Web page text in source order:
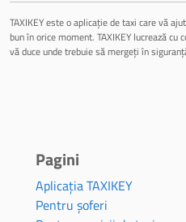
TAXIKEY este o aplicație de taxi care vă
bun în orice moment. TAXIKEY lucrează
vă duce unde trebuie să mergeți în
Pagini
Aplicația TAXIKEY
Pentru șoferi